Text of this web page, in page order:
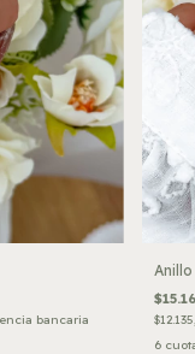
bancaria
6